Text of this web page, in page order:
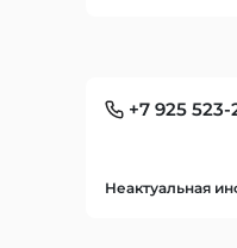
+7 925 523-
Неактуальная